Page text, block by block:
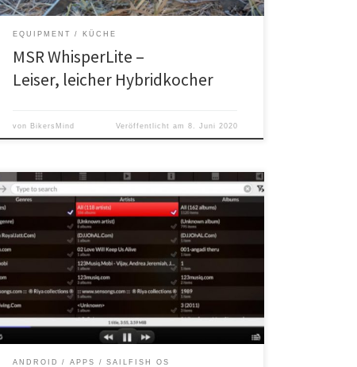
EQUIPMENT KÜCHE
MSR WhisperLite –
Leiser, leicher Hybridkocher
von BikersMind Veröffentlicht am 8. Juni 2020
Quasarmx ist eine kostenfreie und
plattformunabhängige App zur Verwaltung großer
Audioarchive.
ANDROID APPS SAILFISH OS